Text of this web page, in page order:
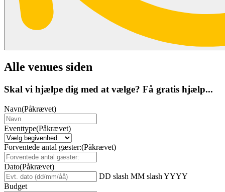
Alle venues siden
Skal vi hjælpe dig med at vælge? Få gratis hjælp...
Navn(Påkrævet)
Eventtype(Påkrævet)
Forventede antal gæster:(Påkrævet)
Dato(Påkrævet)
DD slash MM slash YYYY
Budget